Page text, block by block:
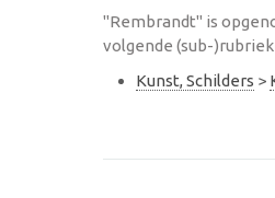
"Rembrandt" is
volgende (sub-
Kunst, Schilders >